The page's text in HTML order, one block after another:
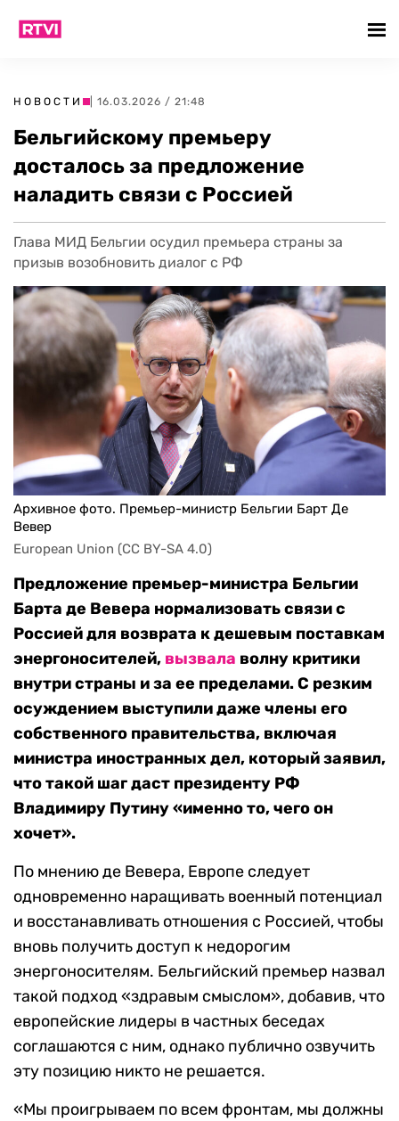
НОВОСТИ | 16.03.2026 / 21:48
Бельгийскому премьеру
досталось за предложение
наладить связи с Россией
Глава МИД Бельгии осудил премьера страны за
призыв возобновить диалог с РФ
Архивное фото. Премьер-министр Бельгии Барт Де
Вевер
European Union (CC BY-SA 4.0)
Предложение премьер-министра Бельгии
Барта де Вевера нормализовать связи с
Россией для возврата к дешевым поставкам
энергоносителей, вызвала волну критики
внутри страны и за ее пределами. С резким
осуждением выступили даже члены его
собственного правительства, включая
министра иностранных дел, который заявил,
что такой шаг даст президенту РФ
Владимиру Путину «именно то, чего он
хочет».
По мнению де Вевера, Европе следует
одновременно наращивать военный потенциал
и восстанавливать отношения с Россией, чтобы
вновь получить доступ к недорогим
энергоносителям. Бельгийский премьер назвал
такой подход «здравым смыслом», добавив, что
европейские лидеры в частных беседах
соглашаются с ним, однако публично озвучить
эту позицию никто не решается.
«Мы проигрываем по всем фронтам, мы должны